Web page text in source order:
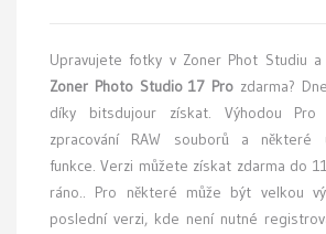
Upravujete fotky v Zoner Phot Studiu
Zoner Photo Studio 17 Pro zdarma?
díky bitsdujour získat. Výhodou
zpracování RAW souborů a některé
funkce. Verzi můžete získat zdarma do
ráno.. Pro některé může být velkou
poslední verzi, kde není nutné